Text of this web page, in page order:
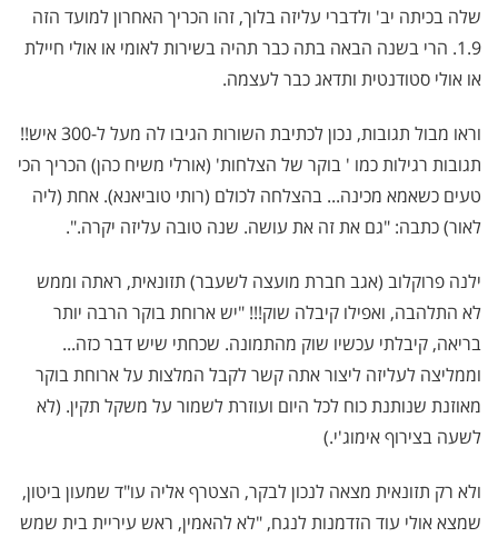
שלה בכיתה יב' ולדברי עליזה בלוך, זהו הכריך האחרון למועד הזה
1.9. הרי בשנה הבאה בתה כבר תהיה בשירות לאומי או אולי חיילת
או אולי סטודנטית ותדאג כבר לעצמה.
וראו מבול תגובות, נכון לכתיבת השורות הגיבו לה מעל ל-300 איש!!
תגובות רגילות כמו ' בוקר של הצלחות' (אורלי משיח כהן) הכריך הכי
טעים כשאמא מכינה... בהצלחה לכולם (רותי טוביאנא). אחת (ליה
לאור) כתבה: "גם את זה את עושה. שנה טובה עליזה יקרה.".
ילנה פרוקלוב (אגב חברת מועצה לשעבר) תזונאית, ראתה וממש
לא התלהבה, ואפילו קיבלה שוק!!! "יש ארוחת בוקר הרבה יותר
בריאה, קיבלתי עכשיו שוק מהתמונה. שכחתי שיש דבר כזה...
וממליצה לעליזה ליצור אתה קשר לקבל המלצות על ארוחת בוקר
מאוזנת שנותנת כוח לכל היום ועוזרת לשמור על משקל תקין. (לא
לשעה בצירוף אימוג'י.)
ולא רק תזונאית מצאה לנכון לבקר, הצטרף אליה עו"ד שמעון ביטון,
שמצא אולי עוד הזדמנות לנגח, "לא להאמין, ראש עיריית בית שמש